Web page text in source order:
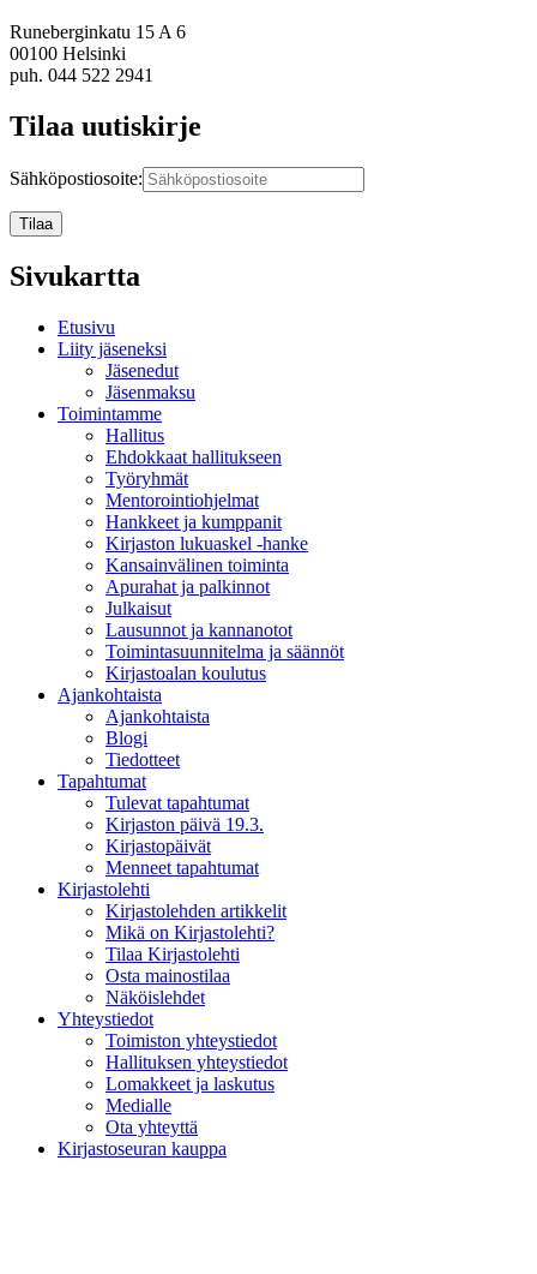
Runeberginkatu 15 A 6
00100 Helsinki
puh. 044 522 2941
Tilaa uutiskirje
Sähköpostiosoite:
Sivukartta
Etusivu
Liity jäseneksi
Jäsenedut
Jäsenmaksu
Toimintamme
Hallitus
Ehdokkaat hallitukseen
Työryhmät
Mentorointi­ohjelmat
Hankkeet ja kumppanit
Kirjaston lukuaskel -hanke
Kansainvälinen toiminta
Apurahat ja palkinnot
Julkaisut
Lausunnot ja kannanotot
Toimintasuunnitelma ja säännöt
Kirjastoalan koulutus
Ajankohtaista
Ajankohtaista
Blogi
Tiedotteet
Tapahtumat
Tulevat tapahtumat
Kirjaston päivä 19.3.
Kirjastopäivät
Menneet tapahtumat
Kirjastolehti
Kirjastolehden artikkelit
Mikä on Kirjastolehti?
Tilaa Kirjastolehti
Osta mainostilaa
Näköislehdet
Yhteystiedot
Toimiston yhteystiedot
Hallituksen yhteystiedot
Lomakkeet ja laskutus
Medialle
Ota yhteyttä
Kirjastoseuran kauppa